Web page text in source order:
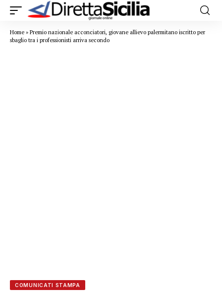
Home » Premio nazionale acconciatori, giovane allievo palermitano iscritto per
sbaglio tra i professionisti arriva secondo
COMUNICATI STAMPA